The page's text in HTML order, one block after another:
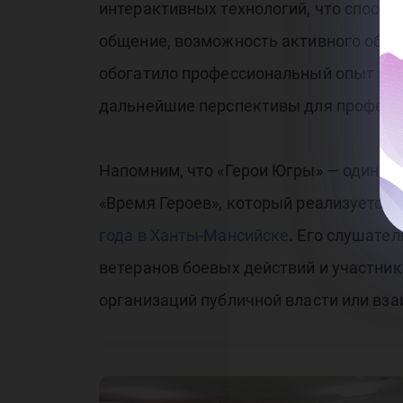
интерактивных технологий, что
общение, возможность активного
обогатило профессиональный опыт и
дальнейшие перспективы для
Напомним, что «Герои Югры» — один
«Время Героев», который
года в Ханты-Мансийске. Его
ветеранов боевых действий и
организаций публичной власти или